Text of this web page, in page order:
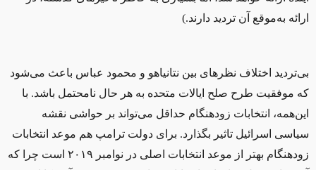
ارائه به‌موقع آن تردید دارند.)
بی‌تردید اختلاف نظرهای بین نتانیاهو و محمود عباس باعث می‌شود
که موفقیت طرح صلح ایالات متحده به هر حال نامحتمل باشد. با
این‌همه، انتخابات زودهنگام حداقل می‌تواند بر حواشی نقشه
سیاسی اسرائیل تاثیر بگذارد. برای دولت ترامپ هم موعد انتخابات
زودهنگام بهتر از موعد انتخابات اصلی در نوامبر ۲۰۱۹ است چرا که